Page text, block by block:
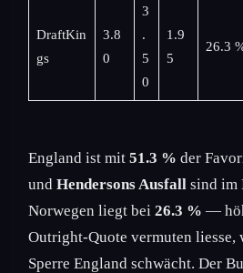
DraftKin
gs
3.8
0
3
.
5
0
1.9
5
26.3
England ist mit 51.3 % der
und Hendersons Ausfall sind im
Norwegen liegt bei 26.3 % —
Outright-Quote vermuten liesse,
Sperre England schwächt. Der